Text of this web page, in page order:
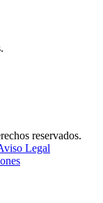
reservados.
Legal